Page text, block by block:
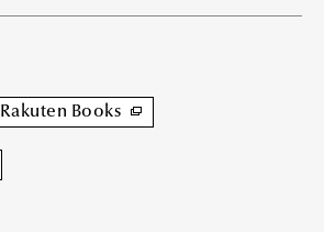
Rakuten Books